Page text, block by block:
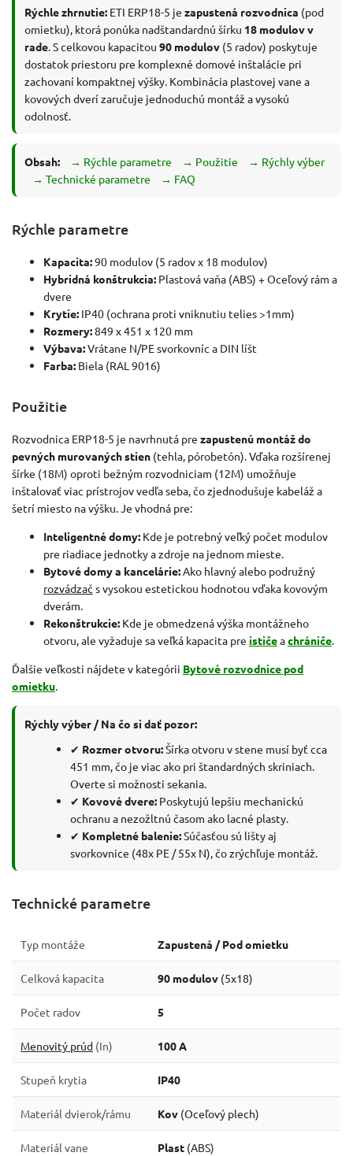
Rýchle zhrnutie: ETI ERP18-5 je zapustená rozvodnica (pod
omietku), ktorá ponúka nadštandardnú šírku 18 modulov v
rade. S celkovou kapacitou 90 modulov (5 radov) poskytuje
dostatok priestoru pre komplexné domové inštalácie pri
zachovaní kompaktnej výšky. Kombinácia plastovej vane a
kovových dverí zaručuje jednoduchú montáž a vysokú
odolnosť.
Obsah: → Rýchle parametre → Použitie
→ Rýchly výber
→ Technické parametre
→ FAQ
Rýchle parametre
Kapacita:90 modulov (5 radov x 18 modulov)
Hybridná konštrukcia: Plastová vaňa (ABS) + Oceľový rám a
dvere
Krytie: IP40 (ochrana proti vniknutiu telies >1mm)
Rozmery:849 x 451 x 120 mm
Výbava:Vrátane N/PE svorkovníc a DIN líšt
Farba: Biela (RAL 9016)
Použitie
Rozvodnica ERP18-5 je navrhnutá pre zapustenú montáž do
pevných murovaných stien (tehla, pórobetón). Vďaka rozšírenej
šírke (18M) oproti bežným rozvodniciam (12M) umožňuje
inštalovať viac prístrojov vedľa seba, čo zjednodušuje kabeláž a
šetrí miesto na výšku. Je vhodná pre:
Inteligentné domy: Kde je potrebný veľký počet modulov
pre riadiace jednotky a zdroje na jednom mieste.
Bytové domy a kancelárie:Ako hlavný alebo podružný
rozvádzač s vysokou estetickou hodnotou vďaka kovovým
dverám.
Rekonštrukcie: Kde je obmedzená výška montážneho
otvoru, ale vyžaduje sa veľká kapacita pre ističeachrániče.
Ďalšie veľkosti nájdete v kategórii Bytové rozvodnice pod
omietku.
Rýchly výber / Na čo si dať pozor:
✔ Rozmer otvoru:Šírka otvoru v stene musí byť cca
451 mm, čo je viac ako pri štandardných skriniach.
Overte si možnosti sekania.
✔ Kovové dvere: Poskytujú lepšiu mechanickú
ochranu a nezožltnú časom ako lacné plasty.
✔ Kompletné balenie:Súčasťou sú lišty aj
svorkovnice (48x PE / 55x N), čo zrýchľuje montáž.
Technické parametre
Typ montáže Zapustená / Pod omietku
Celková kapacita 90 modulov (5x18)
Počet radov 5
Menovitý prúd (In) 100 A
Stupeň krytia IP40
Materiál dvierok/rámu Kov (Oceľový plech)
Materiál vane Plast (ABS)